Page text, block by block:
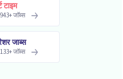
टाइम
+जॉब्स
जाब्स
+जॉब्स